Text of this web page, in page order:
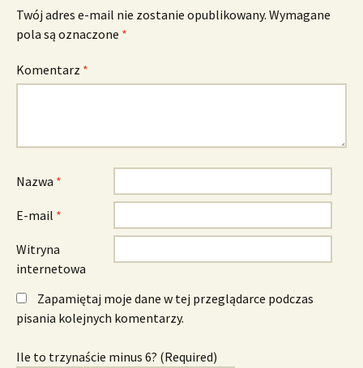
Twój adres e-mail nie zostanie opublikowany. Wymagane
pola są oznaczone *
Komentarz *
Nazwa *
E-mail *
Witryna
internetowa
Zapamiętaj moje dane w tej przeglądarce podczas
pisania kolejnych komentarzy.
Ile to trzynaście minus 6? (Required)